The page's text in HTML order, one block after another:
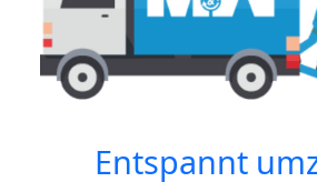
Entspannt